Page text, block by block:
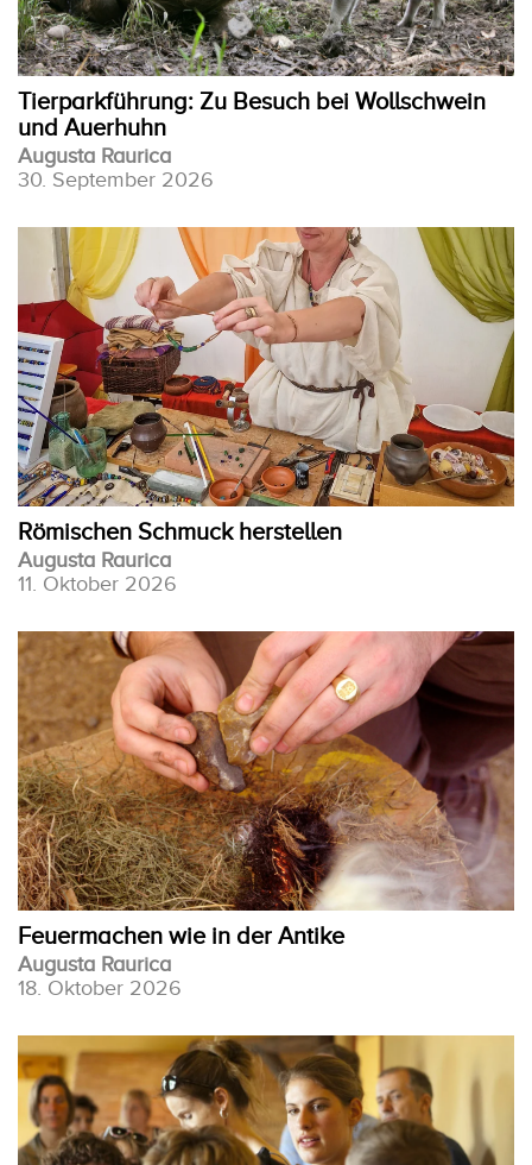
Tierparkführung: Zu Besuch bei Wollschwein
und Auerhuhn
Augusta Raurica
30. September 2026
Römischen Schmuck herstellen
Augusta Raurica
11. Oktober 2026
Feuermachen wie in der Antike
Augusta Raurica
18. Oktober 2026